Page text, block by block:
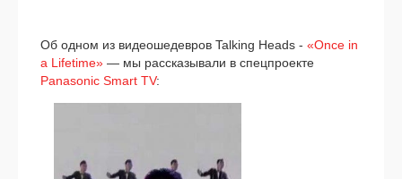
Об одном из видео­ше­дев­ров Talking Heads - «Once in
a Lifetime» — мы рас­ска­зы­ва­ли в спец­про­ек­те
Panasonic Smart TV: